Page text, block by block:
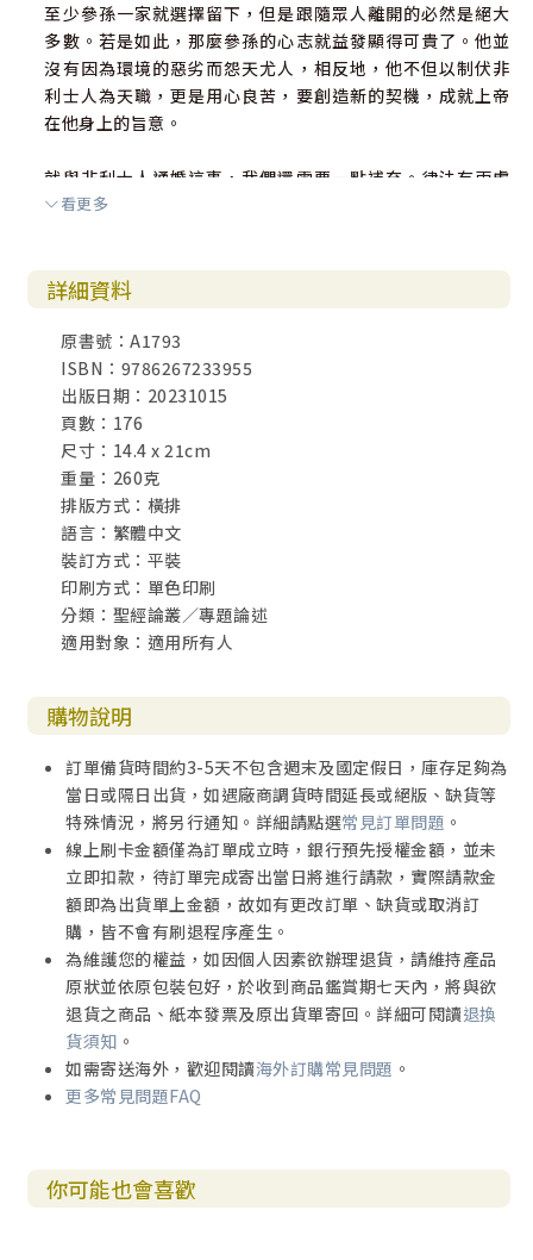
至少參孫一家就選擇留下，但是跟隨眾人離開的必然是絕大
多數。若是如此，那麼參孫的心志就益發顯得可貴了。他並
沒有因為環境的惡劣而怨天尤人，相反地，他不但以制伏非
利士人為天職，更是用心良苦，要創造新的契機，成就上帝
在他身上的旨意。
就與非利士人通婚這事，我們還需要一點補充。律法有兩處
規範與此相關。首先，非利士人並未名列不可嫁娶的七族之
子，可以娶來為妻（申二十一10∼14）。當然，此時參孫尚
未使非利士人臣服，不過，參孫娶妻的行動可能是一種表態
與宣告：藉著婚姻，他立志要讓非利士人成為被擄的人民。
不論如何，我們至少可以確定，一味地認定參孫是個好色之
徒，甚至完全不服父母的教導，以致偏離上帝的心意，是毫
無上下文根據的見解。
使命與禮儀
接著，參孫跟著父母到了亭拿，想來是為迎娶做預備。當參
孫獨自一人時，突然有隻獅子向他吼叫。在這危險萬分的關
頭，大概所有人都是拔腿就跑，然而，「耶和華的靈大大感
動參孫，他就手無寸鐵撕裂獅子，如撕裂小山羊一樣。他做
這事，並沒有告訴他的父母親」（士十四6）。對參孫來說，
這是個極為重要的經驗。不但因為面對的是危險的獅子，更
參孫是拿細耳人一事，值得特別的關注。按照民數記的記
下，他們也可以如同被揀選的利未支派一樣。然而，「潔
淨」的狀態有時會因意外而被破壞，比如，身邊的人突然心
臟病發身亡。根據律法，許了願的拿細耳人因此不潔，必須
經過潔淨的程序，並且分別日子，重新來過。參孫則是完全
不一樣的拿細耳人。他出生前，上帝的使者向他的母親顯
現，說：「看哪，以前你不懷孕，不生育，如今你必懷孕生
一個兒子。現在你要謹慎，清酒烈酒都不可喝，任何不潔之
物都不可吃，看哪，你必懷孕，生一個兒子。不可用剃刀剃
他的頭，因為這孩子一出母胎就歸給上帝作拿細耳人」（十
三3∼5）。參孫之所以是個拿細耳人，是因上帝的揀選。上帝
既然命令他的母親從懷孕開始就得遵守相關的規矩，參孫必
然也是從小如此。
未必能脫險，攻擊獅子未必有勝算，就算打死獅子，也成了
不潔，參孫的處境艱難。然而，耶和華的靈大大地感動他，
看更多
詳細資料
原書號：A1793
ISBN：9786267233955
出版日期：20231015
頁數：176
尺寸：14.4 x 21cm
重量：260克
排版方式：橫排
語言：繁體中文
裝訂方式：平裝
印刷方式：單色印刷
分類：聖經論叢／專題論述
適用對象：適用所有人
購物說明
訂單備貨時間約3-5天不包含週末及國定假日，庫存足夠為
當日或隔日出貨，如遇廠商調貨時間延長或絕版、缺貨等
特殊情況，將另行通知。詳細請點選常見訂單問題 。
線上刷卡金額僅為訂單成立時，銀行預先授權金額，並未
立即扣款，待訂單完成寄出當日將進行請款，實際請款金
額即為出貨單上金額，故如有更改訂單、缺貨或取消訂
購，皆不會有刷退程序產生。
為維護您的權益，如因個人因素欲辦理退貨，請維持產品
原狀並依原包裝包好，於收到商品鑑賞期七天內，將與欲
退貨之商品、紙本發票及原出貨單寄回。詳細可閱讀退換
貨須知 。
如需寄送海外，歡迎閱讀海外訂購常見問題 。
更多常見問題FAQ
你可能也會喜歡